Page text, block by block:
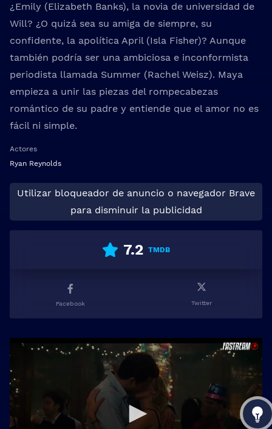
¿Emily (Elizabeth Banks), la novia de universidad de
Will? ¿O quizá sea su amiga de siempre, su
confidente, la apolítica April (Isla Fisher)? Aunque
también podría ser una ambiciosa e inconformista
periodista llamada Summer (Rachel Weisz). Maya
empieza a unir las piezas del rompecabezas
romántico de su padre y entiende que el amor no es
fácil ni simple.
Actores
Ryan Reynolds
Utilizar bloqueador de anuncio o navegador Brave
para disminuir la publicidad
7.2 TMDB
Facebook Twitter